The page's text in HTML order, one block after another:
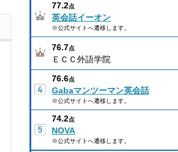
77.2点
英会話イーオン
※公式サイトへ遷移します。
76.7点
ＥＣＣ外語学院
76.6点
Gabaマンツーマン英会話
※公式サイトへ遷移します。
74.2点
NOVA
※公式サイトへ遷移します。